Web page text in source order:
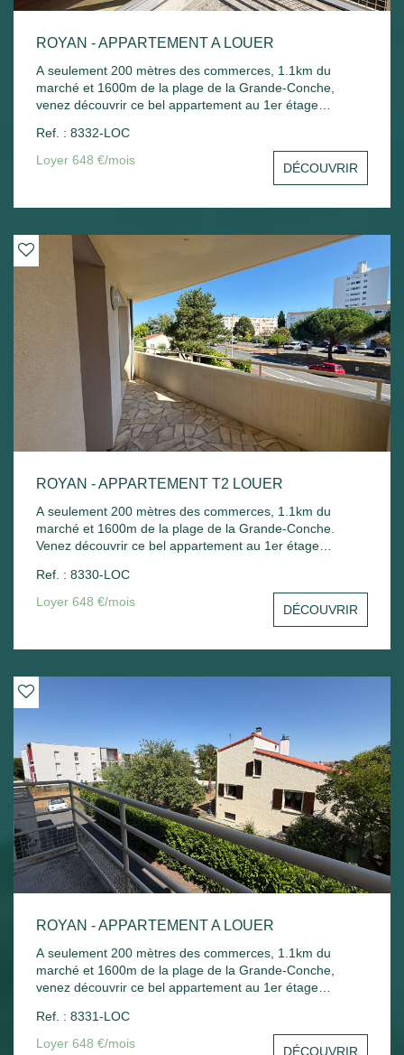
ROYAN - APPARTEMENT A LOUER
A seulement 200 mètres des commerces, 1.1km du
marché et 1600m de la plage de la Grande-Conche,
venez découvrir ce bel appartement au 1er étage
une cuisine, une chambre avec placard, une salle de
bain, un wc et un stationnement commun. Chauffage
électrique et ballon d'eau chaude électrique.
Ref. : 8332-LOC
Loyer 648 €/mois
DÉCOUVRIR
ROYAN - APPARTEMENT T2 LOUER
A seulement 200 mètres des commerces, 1.1km du
marché et 1600m de la plage de la Grande-Conche.
Venez découvrir ce bel appartement au 1er étage
cuisine, une chambre avec placard, une salle de bain
avec sèche serviette, un wc et un stationnement commun.
Chauffage électrique et ballon d'eau chaude électrique.
Ref. : 8330-LOC
Loyer 648 €/mois
DÉCOUVRIR
ROYAN - APPARTEMENT A LOUER
A seulement 200 mètres des commerces, 1.1km du
marché et 1600m de la plage de la Grande-Conche,
venez découvrir ce bel appartement au 1er étage
chambre, un balcon donnant sur le séjour et la chambre,
une salle de bain, un wc et un stationnement commun.
Ref. : 8331-LOC
Loyer 648 €/mois
DÉCOUVRIR